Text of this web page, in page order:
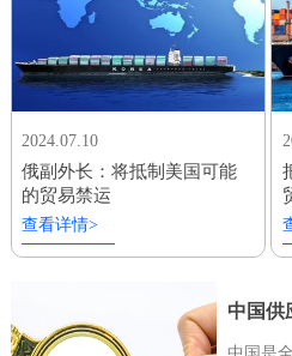
2024.07.10
俄副外长：将抵制美国可能
的贸易禁运
查看详情>
中国供